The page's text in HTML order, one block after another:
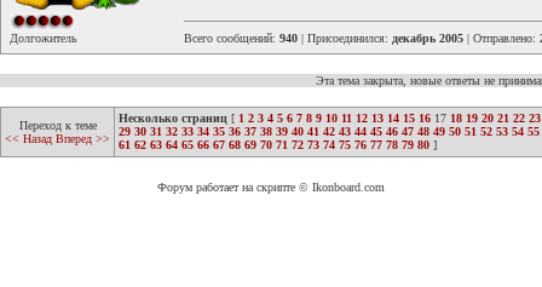
Долгожитель Всего сообщений: 940 | Присоединился: декабрь 2005 | Отправлено:
Эта тема закрыта, новые ответы не
Переход к теме
<< Назад Вперед >>
Несколько страниц [ 1 2 3 4 5 6 7 8 9 10 11 12 13 14 15 16 17 18 19 20 21 22 23
29 30 31 32 33 34 35 36 37 38 39 40 41 42 43 44 45 46 47 48 49 50 51 52 53 54 55
61 62 63 64 65 66 67 68 69 70 71 72 73 74 75 76 77 78 79 80 ]
Форум работает на скрипте © Ikonboard.com